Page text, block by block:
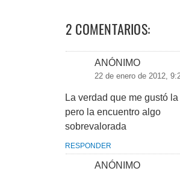
2 COMENTARIOS:
ANÓNIMO
22 de enero de 2012,
La verdad que me gustó
pero la encuentro algo
sobrevalorada
RESPONDER
ANÓNIMO